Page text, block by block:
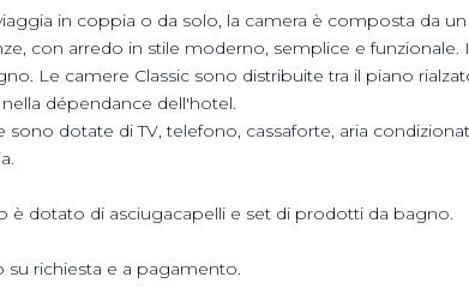
in coppia o da solo, la camera è composta da
con arredo in stile moderno, semplice e
Le camere Classic sono distribuite tra il piano
dépendance dell'hotel.
sono dotate di TV, telefono, cassaforte, aria
è dotato di asciugacapelli e set di prodotti da bagno.
richiesta e a pagamento.